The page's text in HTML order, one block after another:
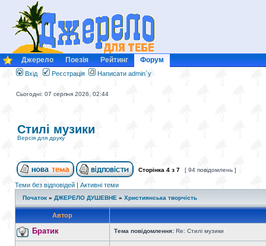
Джерело Поезія Рейтинг Форум
Вхід Реєстрація Написати admin`у
Сьогодні: 07 серпня 2026, 02:44
Стилі музики
Версія для друку
Сторінка 4 з 7 [ 94 повідомлень ]
Теми без відповідей | Активні теми
Початок » ДЖЕРЕЛО ДУШЕВНЕ » Християнська творчість
Автор
Братик Тема повідомлення: Re: Стилі музики